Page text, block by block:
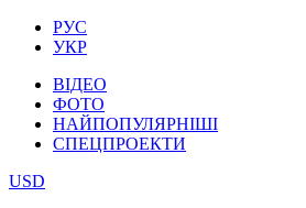
РУС
УКР
ВІДЕО
ФОТО
НАЙПОПУЛЯРНІШІ
СПЕЦПРОЕКТИ
USD